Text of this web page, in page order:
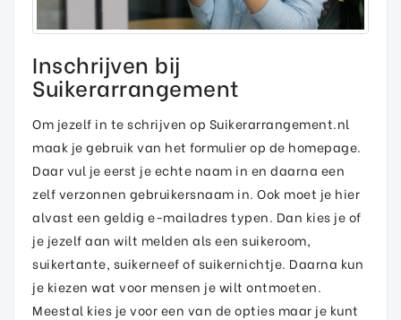
Inschrijven bij
Suikerarrangement
Om jezelf in te schrijven op Suikerarrangement.nl
maak je gebruik van het formulier op de homepage.
Daar vul je eerst je echte naam in en daarna een
zelf verzonnen gebruikersnaam in. Ook moet je hier
alvast een geldig e-mailadres typen. Dan kies je of
je jezelf aan wilt melden als een suikeroom,
suikertante, suikerneef of suikernichtje. Daarna kun
je kiezen wat voor mensen je wilt ontmoeten.
Meestal kies je voor een van de opties maar je kunt